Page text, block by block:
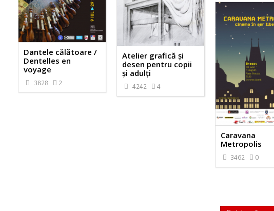
Dantele călătoare /
Dentelles en
voyage
3828 2
Atelier grafică și
desen pentru copii
și adulți
4242 4
Caravana
Metropolis
3462 0